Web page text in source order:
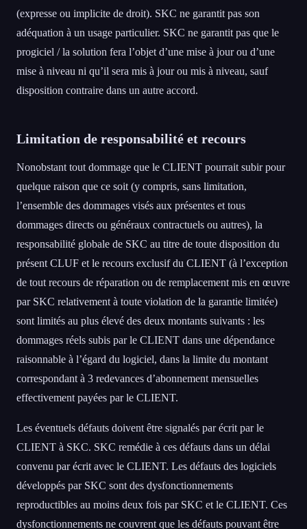
(expresse ou implicite de droit). SKC ne garantit pas son
adéquation à un usage particulier. SKC ne garantit pas que le
progiciel / la solution fera l’objet d’une mise à jour ou d’une
mise à niveau ni qu’il sera mis à jour ou mis à niveau, sauf
disposition contraire dans un autre accord.
Limitation de responsabilité et recours
Nonobstant tout dommage que le CLIENT pourrait subir pour
quelque raison que ce soit (y compris, sans limitation,
l’ensemble des dommages visés aux présentes et tous
dommages directs ou généraux contractuels ou autres), la
responsabilité globale de SKC au titre de toute disposition du
présent CLUF et le recours exclusif du CLIENT (à l’exception
de tout recours de réparation ou de remplacement mis en œuvre
par SKC relativement à toute violation de la garantie limitée)
sont limités au plus élevé des deux montants suivants : les
dommages réels subis par le CLIENT dans une dépendance
raisonnable à l’égard du logiciel, dans la limite du montant
correspondant à 3 redevances d’abonnement mensuelles
effectivement payées par le CLIENT.
Les éventuels défauts doivent être signalés par écrit par le
CLIENT à SKC. SKC remédie à ces défauts dans un délai
convenu par écrit avec le CLIENT. Les défauts des logiciels
développés par SKC sont des dysfonctionnements
reproductibles au moins deux fois par SKC et le CLIENT. Ces
dysfonctionnements ne couvrent que les défauts pouvant être